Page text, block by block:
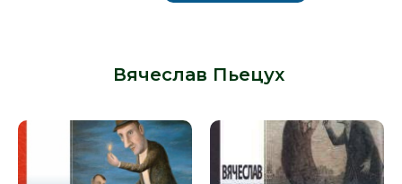
Вячеслав Пьецух